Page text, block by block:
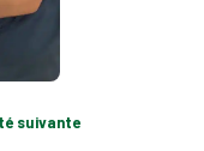
suivante